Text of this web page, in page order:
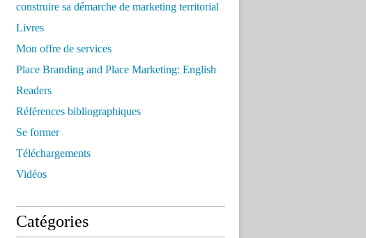
construire sa démarche de marketing territorial
Livres
Mon offre de services
Place Branding and Place Marketing: English
Readers
Références bibliographiques
Se former
Téléchargements
Vidéos
Catégories